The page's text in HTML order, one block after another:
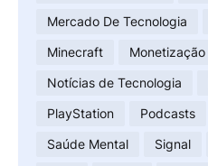
Mercado De Tecnologia
Minecraft
Monetização
Notícias de Tecnologia
PlayStation
Podcasts
Saúde Mental
Signal